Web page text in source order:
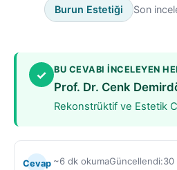
Burun Estetiği Son
✓ BU CEVABI INCELEYEN
Prof. Dr. Cenk
Rekonstrüktif ve Estetik
Cevap ~6 dk okumaGüncellendi:30